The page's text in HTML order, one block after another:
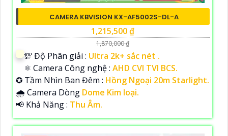
CAMERA KBVISION KX-AF5002S-DL-A
1,215,500 ₫
1,870,000 ₫
💯 Độ Phân giải : Ultra 2k+ sắc nét .
⚛️ Camera Công nghệ : AHD CVI TVI BCS.
✪ Tầm Nhìn Ban Đêm : Hồng Ngoại 20m Starlight.
🌧️ Camera Dòng Dome Kim loại.
️📢 Khả Năng : Thu Âm.